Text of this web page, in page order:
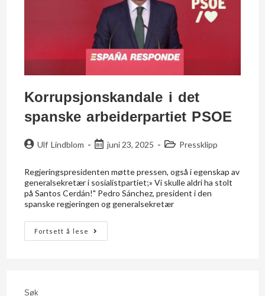
Korrupsjonskandale i det
spanske arbeiderpartiet PSOE
Ulf Lindblom juni 23, 2025 Pressklipp
Regjeringspresidenten møtte pressen, også i egenskap av
generalsekretær i sosialistpartiet;» Vi skulle aldri ha stolt
på Santos Cerdán!" Pedro Sánchez, president i den
spanske regjeringen og generalsekretær
Fortsett å lese
Søk